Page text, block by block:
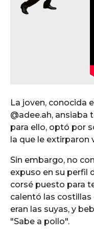
La joven, conocida
@adee.ah, ansiaba
para ello, optó por
la que le extirparon
Sin embargo, no
expuso en su perfil
corsé puesto para
calentó las costillas
eran las suyas, y
"Sabe a pollo".